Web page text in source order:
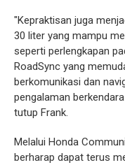
"Kepraktisan juga
30 liter yang mampu
seperti perlengkapan
RoadSync yang
berkomunikasi dan
pengalaman
tutup Frank.
Melalui Honda
berharap dapat terus